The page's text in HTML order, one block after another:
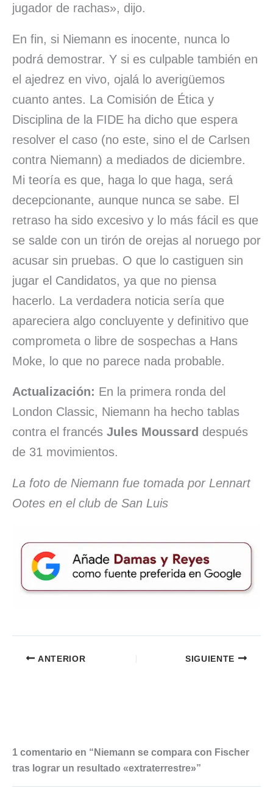
jugador de rachas», dijo.
En fin, si Niemann es inocente, nunca lo
podrá demostrar. Y si es culpable también en
el ajedrez en vivo, ojalá lo averigüemos
cuanto antes. La Comisión de Ética y
Disciplina de la FIDE ha dicho que espera
resolver el caso (no este, sino el de Carlsen
contra Niemann) a mediados de diciembre.
Mi teoría es que, haga lo que haga, será
decepcionante, aunque nunca se sabe. El
retraso ha sido excesivo y lo más fácil es que
se salde con un tirón de orejas al noruego por
acusar sin pruebas. O que lo castiguen sin
jugar el Candidatos, ya que no piensa
hacerlo. La verdadera noticia sería que
apareciera algo concluyente y definitivo que
comprometa o libre de sospechas a Hans
Moke, lo que no parece nada probable.
Actualización: En la primera ronda del
London Classic, Niemann ha hecho tablas
contra el francés Jules Moussard después
de 31 movimientos.
La foto de Niemann fue tomada por Lennart
Ootes en el club de San Luis
ANTERIOR SIGUIENTE
1 comentario en “Niemann se compara con Fischer
tras lograr un resultado «extraterrestre»”